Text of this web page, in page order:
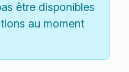
être disponibles
au moment